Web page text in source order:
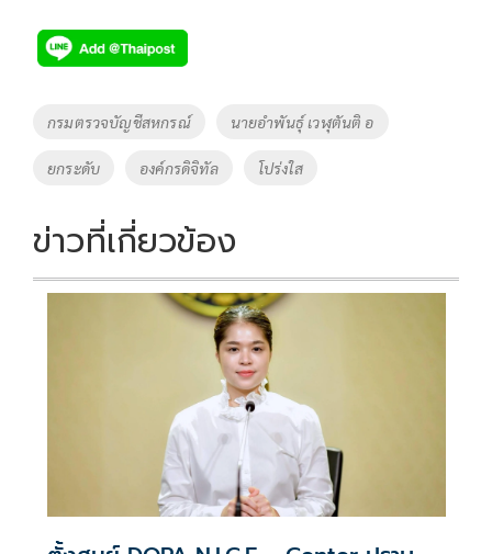
e
b
o
o
k
tt
er
p
y
Li
n
k
Tags
กรมตรวจบัญชีสหกรณ์ นายอำพันธุ์ เวฬุตันติ อ
ยกระดับ องค์กรดิจิทัล โปร่งใส
ข่าวที่เกี่ยวข้อง